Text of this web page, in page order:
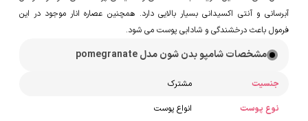
آبرسانی و آنتی اکسیدانی بسیار بالایی دارد. همچنین عصاره انار موجود در این
فرمول باعث درخشندگی و شادابی پوست می شود.
مشخصات شامپو بدن شون مدل pomegranate
جنسیت
مشترک
نوع پوست
انواع پوست